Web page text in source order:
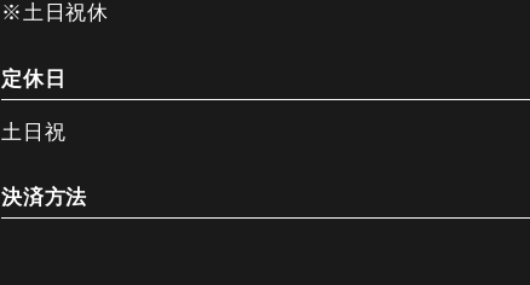
※土日祝休
定休日
土日祝
決済方法